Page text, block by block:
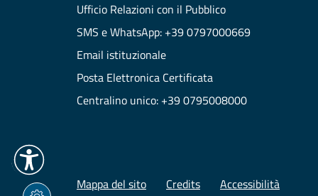
Ufficio Relazioni con il Pubblico
SMS e WhatsApp: +39 0797000669
Email istituzionale
Posta Elettronica Certificata
Centralino unico: +39 0795008000
Mappa del sito Credits Accessibilità